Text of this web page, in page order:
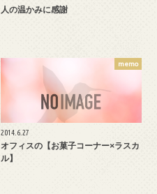
人の温かみに感謝
memo
2014.6.27
オフィスの【お菓子コーナー×ラスカ
ル】